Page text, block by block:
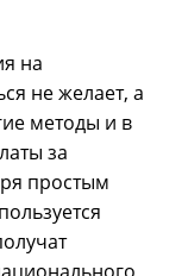
на
не желает, а
методы и в
за
простым